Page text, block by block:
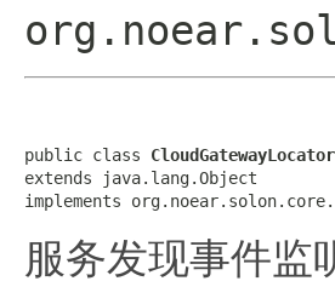
public class CloudGatewayLocator
extends java.lang.Object
implements
服务发现事件监